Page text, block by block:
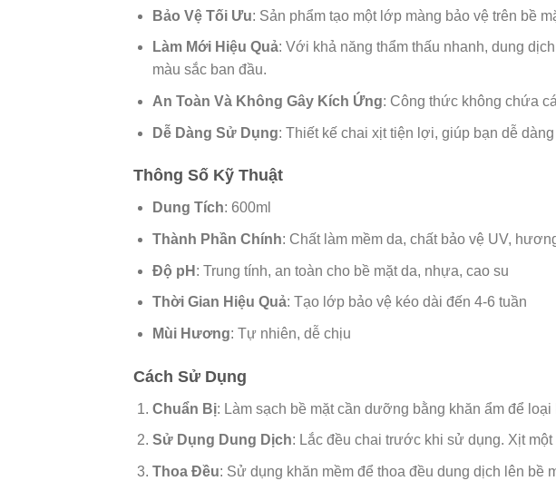
Bảo Vệ Tối Ưu: Sản phẩm tạo một lớp màng bảo vệ trên bề
Làm Mới Hiệu Quả: Với khả năng thẩm thấu nhanh, dung
màu sắc ban đầu.
An Toàn Và Không Gây Kích Ứng: Công thức không chứa
Dễ Dàng Sử Dụng: Thiết kế chai xịt tiện lợi, giúp bạn dễ
Thông Số Kỹ Thuật
Dung Tích: 600ml
Thành Phần Chính: Chất làm mềm da, chất bảo vệ UV,
Độ pH : Trung tính, an toàn cho bề mặt da, nhựa, cao su
Thời Gian Hiệu Quả: Tạo lớp bảo vệ kéo dài đến 4-6 tuần
Mùi Hương: Tự nhiên, dễ chịu
Cách Sử Dụng
Chuẩn Bị: Làm sạch bề mặt cần dưỡng bằng khăn ẩm để loại
Sử Dụng Dung Dịch: Lắc đều chai trước khi sử dụng. Xịt
Thoa Đều: Sử dụng khăn mềm để thoa đều dung dịch lên bề